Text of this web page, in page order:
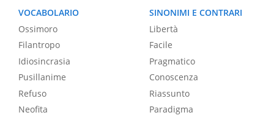
VOCABOLARIO
Ossimoro
Filantropo
Idiosincrasia
Pusillanime
Refuso
Neofita
SINONIMI E CONTRARI
Libertà
Facile
Pragmatico
Conoscenza
Riassunto
Paradigma